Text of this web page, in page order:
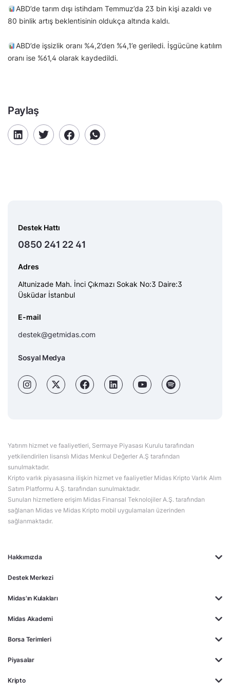
ABD’de tarım dışı istihdam Temmuz’da 23 bin kişi azaldı ve
80 binlik artış beklentisinin oldukça altında kaldı.
ABD’de işsizlik oranı %4,2’den %4,1’e geriledi. İşgücüne katılım
oranı ise %61,4 olarak kaydedildi.
Paylaş
Hakkımızda
Destek Merkezi
Midas'ın Kulakları
Midas Akademi
Borsa Terimleri
Piyasalar
Kripto
Destek Hattı
0850 241 22 41
Adres
Altunizade Mah. İnci Çıkmazı Sokak No:3 Daire:3
Üsküdar İstanbul
E-mail
destek@getmidas.com
Sosyal Medya
Yatırım hizmet ve faaliyetleri, Sermaye Piyasası Kurulu tarafından
yetkilendirilen lisanslı Midas Menkul Değerler A.Ş tarafından
sunulmaktadır.
Kripto varlık piyasasına ilişkin hizmet ve faaliyetler Midas Kripto Varlık Alım
Satım Platformu A.Ş. tarafından sunulmaktadır.
Sunulan hizmetlere erişim Midas Finansal Teknolojiler A.Ş. tarafından
sağlanan Midas ve Midas Kripto mobil uygulamaları üzerinden
sağlanmaktadır.